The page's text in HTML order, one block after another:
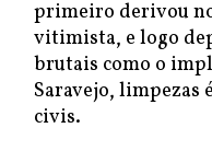
primeiro derivou
vitimista, e logo
brutais como o
Saravejo, limpezas
civis.